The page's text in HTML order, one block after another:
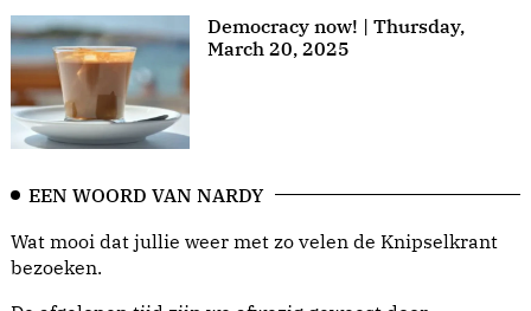
Democracy now! | Thursday,
March 20, 2025
EEN WOORD VAN NARDY
Wat mooi dat jullie weer met zo velen de Knipselkrant
bezoeken.